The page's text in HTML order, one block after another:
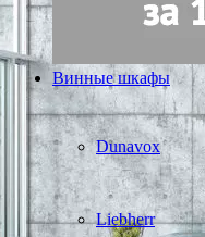
Винные шкафы
Dunavox
Liebherr